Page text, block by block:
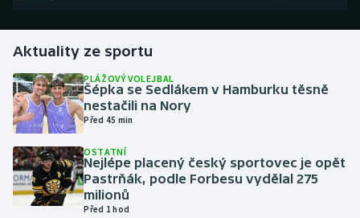
Gymnastika
Házená
Jezdectví
Judo
Krasobruslení
Aktuality ze sportu
PLÁŽOVÝ VOLEJBAL
Šépka se Sedlákem v Hamburku těsně
nestačili na Nory
Před 45 min
OSTATNÍ
Nejlépe placený český sportovec je opět
Pastrňák, podle Forbesu vydělal 275
milionů
Před 1 hod